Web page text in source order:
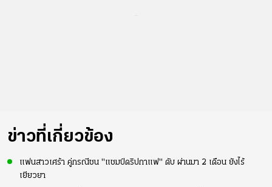
ข่าวที่เกี่ยวข้อง
แฟนสาวเศร้า คู่กรณีชน "แชมป์ดริปกาแฟ" ดับ ผ่านมา 2 เดือน ยังไร้
เยียวยา